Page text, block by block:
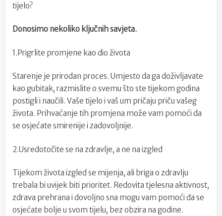
tijelo?
Donosimo nekoliko ključnih savjeta.
1.Prigrlite promjene kao dio života
Starenje je prirodan proces. Umjesto da ga doživljavate
kao gubitak, razmislite o svemu što ste tijekom godina
postigli i naučili. Vaše tijelo i vaš um pričaju priču vašeg
života. Prihvaćanje tih promjena može vam pomoći da
se osjećate smirenije i zadovoljnije.
2.Usredotočite se na zdravlje, a ne na izgled
Tijekom života izgled se mijenja, ali briga o zdravlju
trebala bi uvijek biti prioritet. Redovita tjelesna aktivnost,
zdrava prehrana i dovoljno sna mogu vam pomoći da se
osjećate bolje u svom tijelu, bez obzira na godine.